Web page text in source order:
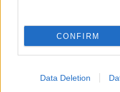
CONFIRM
Data Deletion
εξαρτάται από το
πίσω από τις
Νετανιάχουέχει
ένταση του